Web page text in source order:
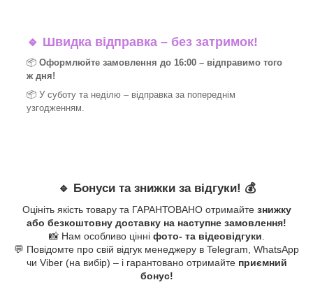
🔹 Швидка відправка – без затримок!
📦 Оформлюйте замовлення до 16:00 – відправимо того
ж дня!
📦 У суботу та неділю – відправка за попереднім
узгодженням.
🔹 Бонуси та знижки за відгуки! 💰
Оцініть якість товару та ГАРАНТОВАНО отримайте знижку
або безкоштовну доставку на наступне замовлення!
📸 Нам особливо цінні фото- та відеовідгуки.
💬 Повідомте про свій відгук менеджеру в Telegram, WhatsApp
чи Viber (на вибір) – і гарантовано отримайте приємний
бонус!